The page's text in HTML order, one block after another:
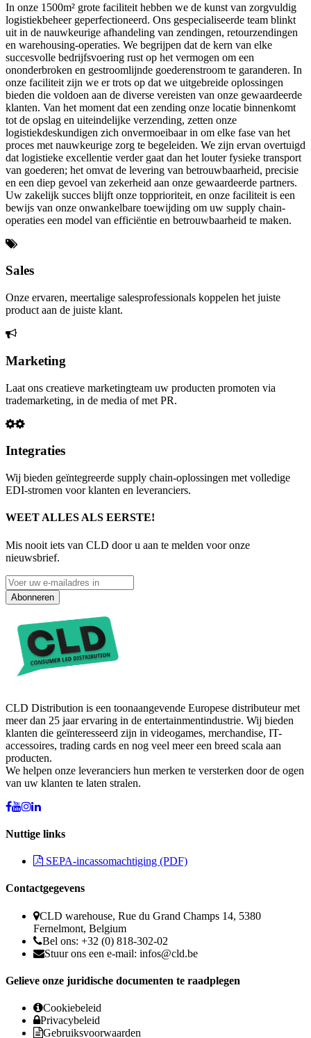
In onze 1500m² grote faciliteit hebben we de kunst van zorgvuldig
logistiekbeheer geperfectioneerd. Ons gespecialiseerde team blinkt
uit in de nauwkeurige afhandeling van zendingen, retourzendingen
en warehousing-operaties. We begrijpen dat de kern van elke
succesvolle bedrijfsvoering rust op het vermogen om een
ononderbroken en gestroomlijnde goederenstroom te garanderen. In
onze faciliteit zijn we er trots op dat we uitgebreide oplossingen
bieden die voldoen aan de diverse vereisten van onze gewaardeerde
klanten. Van het moment dat een zending onze locatie binnenkomt
tot de opslag en uiteindelijke verzending, zetten onze
logistiekdeskundigen zich onvermoeibaar in om elke fase van het
proces met nauwkeurige zorg te begeleiden. We zijn ervan overtuigd
dat logistieke excellentie verder gaat dan het louter fysieke transport
van goederen; het omvat de levering van betrouwbaarheid, precisie
en een diep gevoel van zekerheid aan onze gewaardeerde partners.
Uw zakelijk succes blijft onze topprioriteit, en onze faciliteit is een
bewijs van onze onwankelbare toewijding om uw supply chain-
operaties een model van efficiëntie en betrouwbaarheid te maken.
Sales
Onze ervaren, meertalige salesprofessionals koppelen het juiste
product aan de juiste klant.
Marketing
Laat ons creatieve marketingteam uw producten promoten via
trademarketing, in de media of met PR.
Integraties
Wij bieden geïntegreerde supply chain-oplossingen met volledige
EDI-stromen voor klanten en leveranciers.
WEET ALLES ALS EERSTE!
Mis nooit iets van CLD door u aan te melden voor onze
nieuwsbrief.
Abonneren
CLD Distribution is een toonaangevende Europese distributeur met
meer dan 25 jaar ervaring in de entertainmentindustrie. Wij bieden
klanten die geïnteresseerd zijn in videogames, merchandise, IT-
accessoires, trading cards en nog veel meer een breed scala aan
producten.
We helpen onze leveranciers hun merken te versterken door de ogen
van uw klanten te laten stralen.
Nuttige links
SEPA-incassomachtiging (PDF)
Contactgegevens
CLD warehouse, Rue du Grand Champs 14, 5380
Fernelmont, Belgium
Bel ons: +32 (0) 818-302-02
Stuur ons een e-mail: infos@cld.be
Gelieve onze juridische documenten te raadplegen
Cookiebeleid
Privacybeleid
Gebruiksvoorwaarden